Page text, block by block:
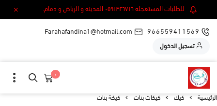
للطلبات المستعجلة ٠٥٩١٣٢٦٧١٦ المدينة و الرياض و دمام.
966559411569
Farahafandina1@hotmail.com
تسجيل الدخول
٠
الرئيسية كيك كيكات بنات كيكة بنات